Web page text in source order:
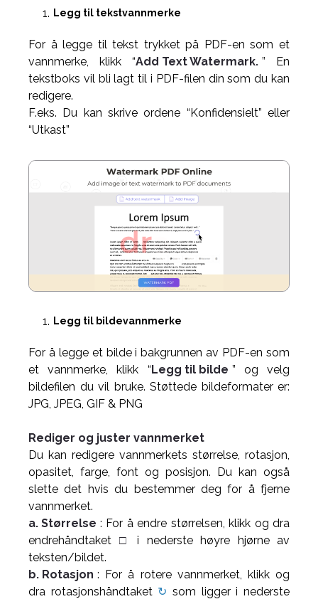
Legg til tekstvannmerke
For å legge til tekst trykket på PDF-en som et
vannmerke, klikk “Add Text Watermark. ” En
tekstboks vil bli lagt til i PDF-filen din som du kan
redigere.
F.eks. Du kan skrive ordene “Konfidensielt” eller
“Utkast”
Legg til bildevannmerke
For å legge et bilde i bakgrunnen av PDF-en som
et vannmerke, klikk “Legg til bilde ” og velg
bildefilen du vil bruke. Støttede bildeformater er:
JPG, JPEG, GIF & PNG
Rediger og juster vannmerket
Du kan redigere vannmerkets størrelse, rotasjon,
opasitet, farge, font og posisjon. Du kan også
slette det hvis du bestemmer deg for å fjerne
vannmerket.
a. Størrelse : For å endre størrelsen, klikk og dra
endrehåndtaket □
i nederste høyre hjørne av
teksten/bildet.
b. Rotasjon : For å rotere vannmerket, klikk og
dra rotasjonshåndtaket ↻ som ligger i nederste